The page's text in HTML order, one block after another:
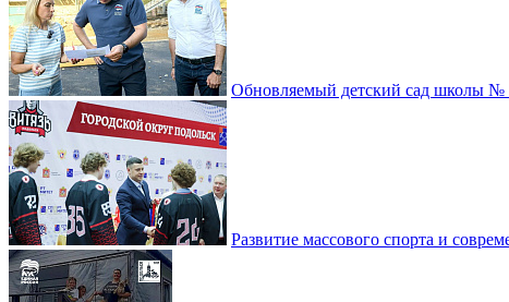
Обновляемый детский сад школы №
Развитие массового спорта и